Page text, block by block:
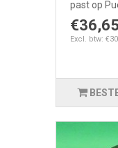
past op
€36,65
Excl. btw: